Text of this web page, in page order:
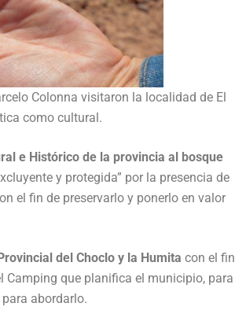
Colonna visitaron la localidad de El
como cultural.
e Histórico de la provincia al bosque
y protegida” por la presencia de
el fin de preservarlo y ponerlo en valor
del Choclo y la Humita con el fin
Camping que planifica el municipio, para
abordarlo.